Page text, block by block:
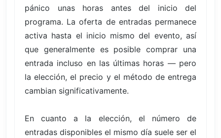
pánico unas horas antes del inicio del
programa. La oferta de entradas permanece
activa hasta el inicio mismo del evento, así
que generalmente es posible comprar una
entrada incluso en las últimas horas — pero
la elección, el precio y el método de entrega
cambian significativamente.
En cuanto a la elección, el número de
entradas disponibles el mismo día suele ser el